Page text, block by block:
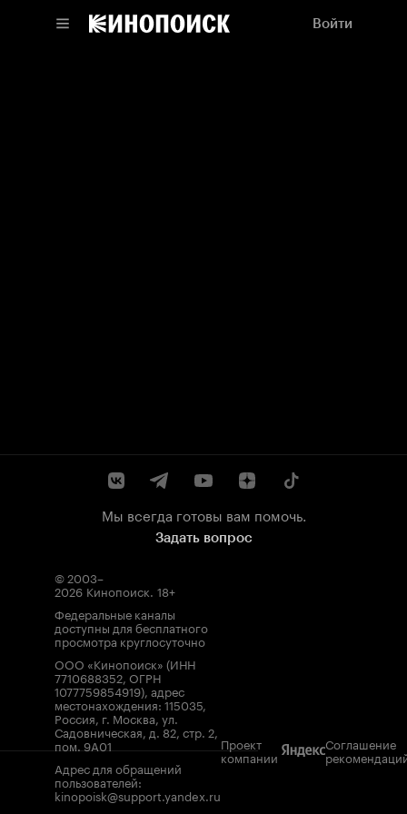
Войти
Мы всегда готовы вам помочь.
Задать вопрос
© 2003–
2026 Кинопоиск. 18+
Федеральные каналы
доступны для бесплатного
просмотра круглосуточно
ООО «Кинопоиск» (ИНН
7710688352, ОГРН
1077759854919), адрес
местонахождения: 115035,
Россия, г. Москва, ул.
Садовническая, д. 82, стр. 2,
пом. 9А01
Адрес для обращений
пользователей:
kinopoisk@support.yandex.ru
Проект
компании
Соглашение